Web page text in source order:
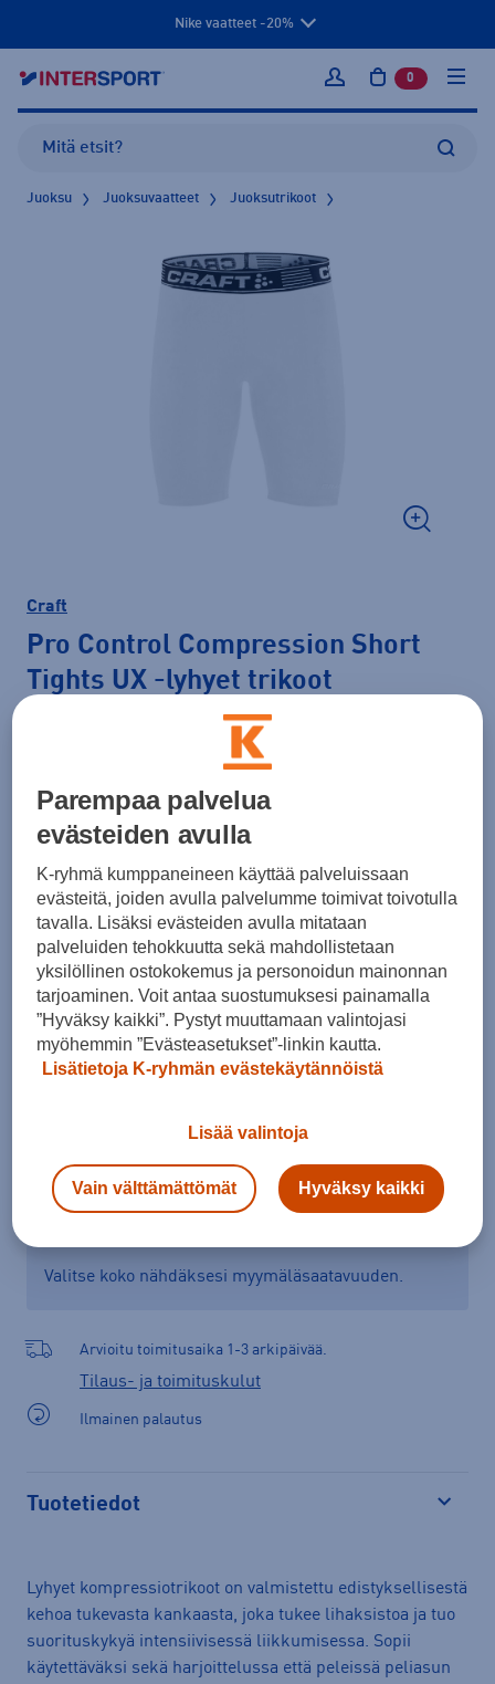
Nike vaatteet -20%
Kirjaudu sisään
0 tuotetta
Juoksu Juoksuvaatteet Juoksutrikoot
Craft
Pro Control Compression Short
Tights UX -lyhyet trikoot
Koko
L
Kokotaulukko
Lisää ostoskoriin
Tarkista saatavuus ja tilaa myymälästä
Verkkokauppa: Ei saatavilla Myymälät: Saatavilla
Valitse koko nähdäksesi myymäläsaatavuuden.
Arvioitu toimitusaika 1-3 arkipäivää.
Tilaus- ja toimituskulut
Ilmainen palautus
Tuotetiedot
Lyhyet kompressiotrikoot on valmistettu edistyksellisestä
kehoa tukevasta kankaasta, joka tukee lihaksistoa ja tuo
suorituskykyä intensiivisessä liikkumisessa. Sopii
käytettäväksi sekä harjoittelussa että peleissä peliasun
Parempaa palvelua
evästeiden avulla
K-ryhmä kumppaneineen käyttää palveluissaan
evästeitä, joiden avulla palvelumme toimivat toivotulla
tavalla. Lisäksi evästeiden avulla mitataan
palveluiden tehokkuutta sekä mahdollistetaan
yksilöllinen ostokokemus ja personoidun mainonnan
tarjoaminen. Voit antaa suostumuksesi painamalla
”Hyväksy kaikki”. Pystyt muuttamaan valintojasi
myöhemmin ”Evästeasetukset”-linkin kautta.
Lisätietoja K-ryhmän evästekäytännöistä
Lisää valintoja
Vain välttämättömät Hyväksy kaikki